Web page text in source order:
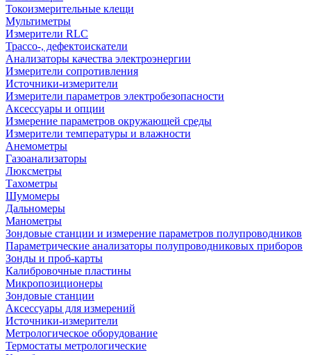
Токоизмерительные клещи
Мультиметры
Измерители RLC
Трассо-, дефектоискатели
Анализаторы качества электроэнергии
Измерители сопротивления
Источники-измерители
Измерители параметров электробезопасности
Аксессуары и опции
Измерение параметров окружающей среды
Измерители температуры и влажности
Анемометры
Газоанализаторы
Люксметры
Тахометры
Шумомеры
Дальномеры
Манометры
Зондовые станции и измерение параметров полупроводников
Параметрические анализаторы полупроводниковых приборов
Зонды и проб-карты
Калибровочные пластины
Микропозиционеры
Зондовые станции
Аксессуары для измерений
Источники-измерители
Метрологическое оборудование
Термостаты метрологические